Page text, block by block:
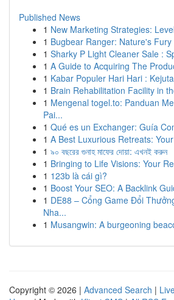
Published News
1 New Marketing Strategies:
1 Bugbear Ranger: Nature's Fury
1 Sharky P Light Cleaner Sale :
1 A Guide to Acquiring The
1 Kabar Populer Hari Hari :
1 Brain Rehabilitation Facility in
1 Mengenal togel.to: Panduan
Pai...
1 Qué es un Exchanger: Guía
1 A Best Luxurious Retreats:
1 ৯০ বছরের গুনাহ মাফের দোয়া: এখনই করুন
1 Bringing to Life Visions: Your
1 123b là cái gì?
1 Boost Your SEO: A Backlink
1 DE88 – Cổng Game Đổi
Nha...
1 Musangwin: A burgeoning
Copyright © 2026 | Advanced Search |